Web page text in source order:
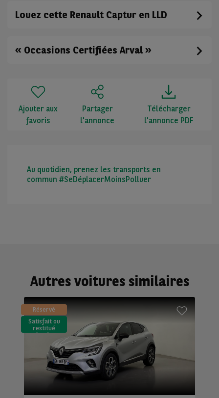
Louez cette Renault Captur en LLD
« Occasions Certifiées Arval »
Ajouter aux
favoris
Partager
l'annonce
Télécharger
l'annonce PDF
Au quotidien, prenez les transports en
commun #SeDéplacerMoinsPolluer
Autres voitures similaires
Réservé
Satisfait ou
restitué
(LLD)*